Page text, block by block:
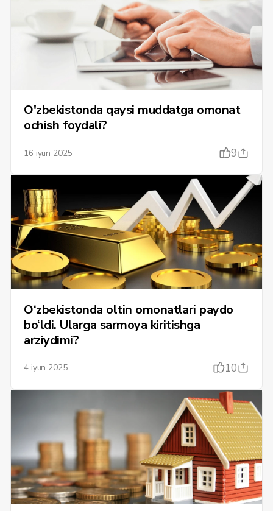
O'zbekistonda qaysi muddatga omonat
ochish foydali?
16 iyun 2025 9
O‘zbekistonda oltin omonatlari paydo
bo‘ldi. Ularga sarmoya kiritishga
arziydimi?
4 iyun 2025 10